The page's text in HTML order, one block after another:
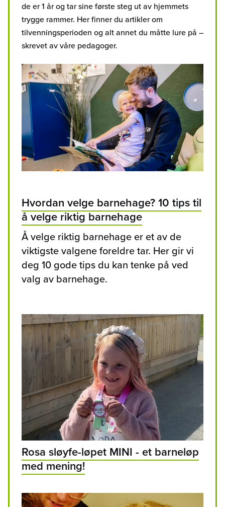
de er 1 år og tar sine første steg ut av hjemmets
trygge rammer. Her finner du artikler om
tilvenningsperioden og alt annet du måtte lure på –
skrevet av våre pedagoger.
Hvordan velge barnehage? 10 tips til
å velge riktig barnehage
Å velge riktig barnehage er et av de
viktigste valgene foreldre tar. Her gir vi
deg 10 gode tips du kan tenke på ved
valg av barnehage.
Rosa sløyfe-løpet MINI - et barneløp
med mening!